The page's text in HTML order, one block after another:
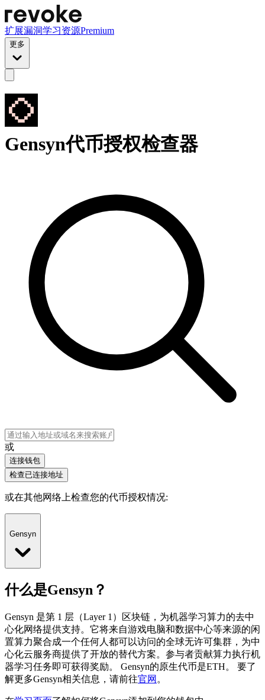
扩展漏洞学习资源Premium
更多
Gensyn代币授权检查器
或
连接钱包
检查已连接地址
或在其他网络上检查您的代币授权情况:
Gensyn
什么是Gensyn？
Gensyn 是第 1 层（Layer 1）区块链，为机器学习算力的去中
心化网络提供支持。它将来自游戏电脑和数据中心等来源的闲
置算力聚合成一个任何人都可以访问的全球无许可集群，为中
心化云服务商提供了开放的替代方案。参与者贡献算力执行机
器学习任务即可获得奖励。
Gensyn的原生代币是ETH。
要了
解更多Gensyn相关信息，请前往官网 。